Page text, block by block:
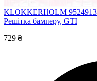
KLOKKERHOLM 9524913
Решітка бамперу, GTI
729 ₴